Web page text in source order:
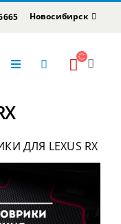
Новосибирск
ДЛЯ LEXUS RX